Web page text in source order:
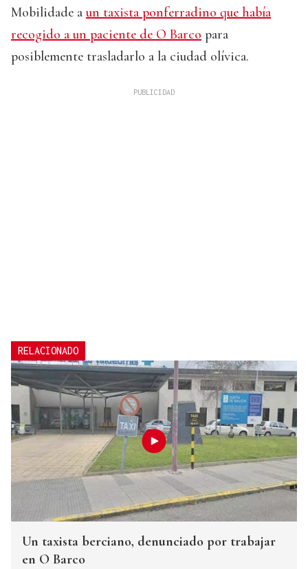
Mobilidade a un taxista ponferradino que había
recogido a un paciente de O Barco para
posiblemente trasladarlo a la ciudad olívica.
RELACIONADO
Un taxista berciano, denunciado por trabajar
en O Barco